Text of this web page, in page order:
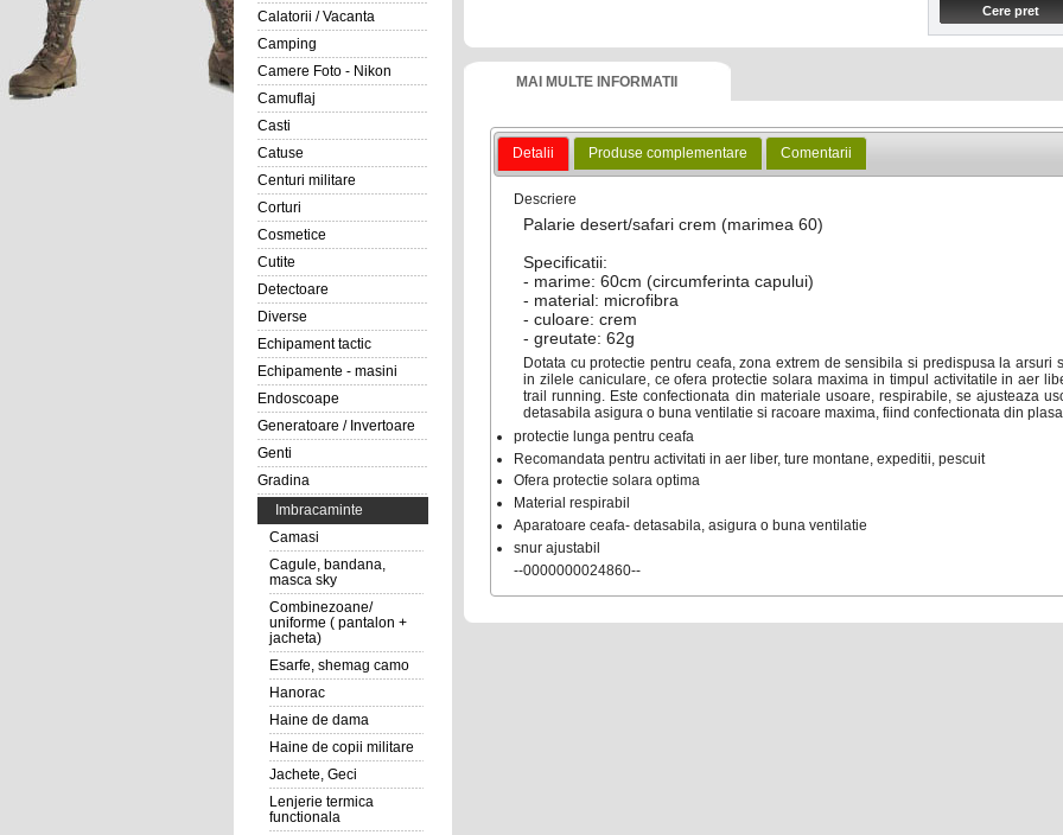
Calatorii / Vacanta
Camping
Camere Foto - Nikon
Camuflaj
Casti
Catuse
Centuri militare
Corturi
Cosmetice
Cutite
Detectoare
Diverse
Echipament tactic
Echipamente - masini
Endoscoape
Generatoare / Invertoare
Genti
Gradina
Imbracaminte
Camasi
Cagule, bandana,
masca sky
Combinezoane/
uniforme ( pantalon +
jacheta)
Esarfe, shemag camo
Hanorac
Haine de dama
Haine de copii militare
Jachete, Geci
Lenjerie termica
functionala
MAI MULTE INFORMATII
Detalii Produse complementare Comentarii
Descriere
Palarie desert/safari crem (marimea 60)
Specificatii:
- marime: 60cm (circumferinta capului)
- material: microfibra
- culoare: crem
- greutate: 62g
Dotata cu protectie pentru ceafa, zona extrem de sensibila si predispusa la arsuri
in zilele caniculare, ce ofera protectie solara maxima in timpul activitatile in aer
trail running. Este confectionata din materiale usoare, respirabile, se ajusteaza
detasabila asigura o buna ventilatie si racoare maxima, fiind confectionata din
protectie lunga pentru ceafa
Recomandata pentru activitati in aer liber, ture montane, expeditii, pescuit
Ofera protectie solara optima
Material respirabil
Aparatoare ceafa- detasabila, asigura o buna ventilatie
snur ajustabil
--0000000024860--